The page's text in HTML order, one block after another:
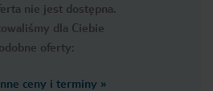
nie jest dostępna.
dla Ciebie
oferty:
ceny i terminy »